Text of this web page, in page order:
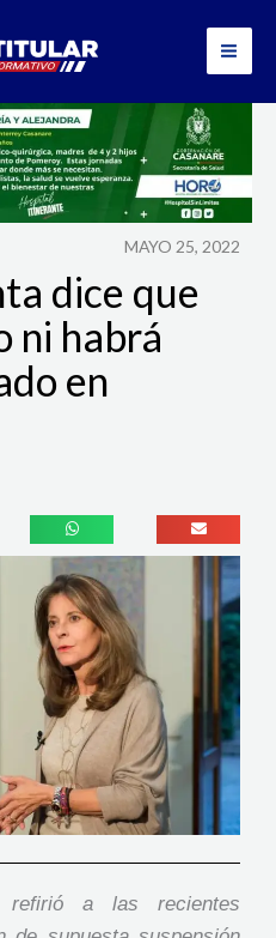
MAYO 25, 2022
dice que
ni habrá
en
refirió a las recientes